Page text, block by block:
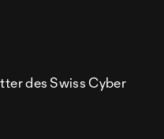
des Swiss Cyber